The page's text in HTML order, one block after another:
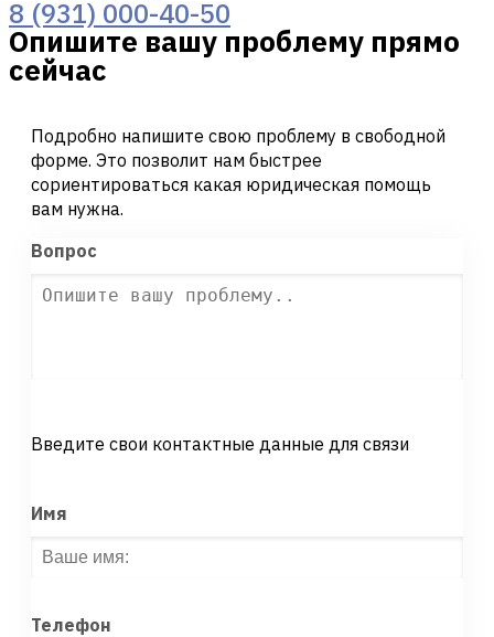
8 (931) 000-40-50
Опишите вашу проблему прямо
сейчас
Подробно напишите свою проблему в свободной
форме. Это позволит нам быстрее
сориентироваться какая юридическая помощь
вам нужна.
Вопрос
Введите свои контактные данные для связи
Имя
Телефон